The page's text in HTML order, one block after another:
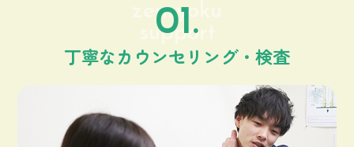
01.
zenryoku
support
丁寧なカウンセリング・検査